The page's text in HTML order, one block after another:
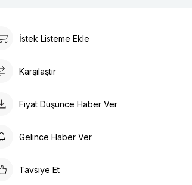
İstek Listeme Ekle
Karşılaştır
Fiyat Düşünce Haber Ver
Gelince Haber Ver
Tavsiye Et